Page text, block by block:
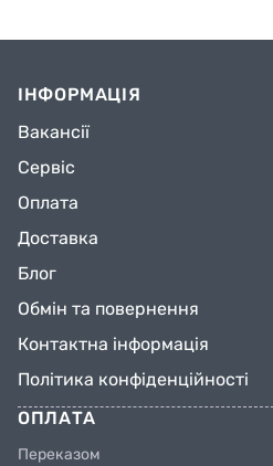
ІНФОРМАЦІЯ
Вакансії
Сервіс
Оплата
Доставка
Блог
Обмін та повернення
Контактна інформація
Політика конфіденційності
ОПЛАТА
Переказом